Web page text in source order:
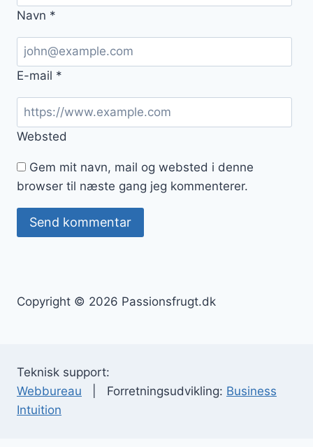
Navn *
E-mail *
Websted
Gem mit navn, mail og websted i denne
browser til næste gang jeg kommenterer.
Copyright © 2026 Passionsfrugt.dk
Teknisk support:
Webbureau | Forretningsudvikling: Business
Intuition